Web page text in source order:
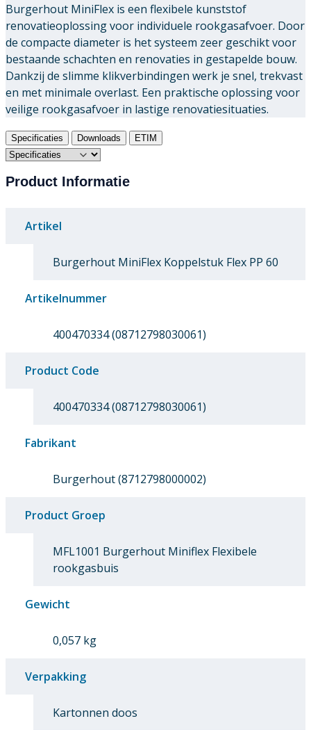
Burgerhout MiniFlex is een flexibele kunststof
renovatieoplossing voor individuele rookgasafvoer. Door
de compacte diameter is het systeem zeer geschikt voor
bestaande schachten en renovaties in gestapelde bouw.
Dankzij de slimme klikverbindingen werk je snel, trekvast
en met minimale overlast. Een praktische oplossing voor
veilige rookgasafvoer in lastige renovatiesituaties.
Specificaties Downloads ETIM
Product Informatie
Artikel
Burgerhout MiniFlex Koppelstuk Flex PP 60
Artikelnummer
400470334 (08712798030061)
Product Code
400470334 (08712798030061)
Fabrikant
Burgerhout (8712798000002)
Product Groep
MFL1001 Burgerhout Miniflex Flexibele
rookgasbuis
Gewicht
0,057 kg
Verpakking
Kartonnen doos